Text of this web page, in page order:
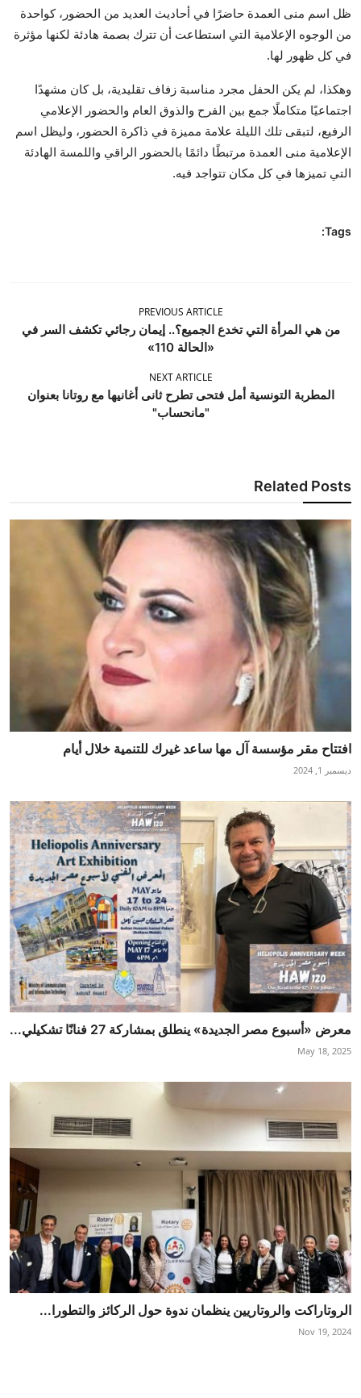
ظل اسم منى العمدة حاضرًا في أحاديث العديد من الحضور، كواحدة
من الوجوه الإعلامية التي استطاعت أن تترك بصمة هادئة لكنها مؤثرة
في كل ظهور لها.
وهكذا، لم يكن الحفل مجرد مناسبة زفاف تقليدية، بل كان مشهدًا
اجتماعيًا متكاملًا جمع بين الفرح والذوق العام والحضور الإعلامي
الرفيع، لتبقى تلك الليلة علامة مميزة في ذاكرة الحضور، وليظل اسم
الإعلامية منى العمدة مرتبطًا دائمًا بالحضور الراقي واللمسة الهادئة
التي تميزها في كل مكان تتواجد فيه.
Tags:
PREVIOUS ARTICLE
من هي المرأة التي تخدع الجميع؟.. إيمان رجائي تكشف السر في
«الحالة 110»
NEXT ARTICLE
المطربة التونسية أمل فتحى تطرح ثانى أغانيها مع روتانا بعنوان
"مانحساب"
Related Posts
افتتاح مقر مؤسسة آل مها ساعد غيرك للتنمية خلال أيام
ديسمبر 1, 2024
معرض «أسبوع مصر الجديدة» ينطلق بمشاركة 27 فنانًا تشكيلي...
May 18, 2025
الروتاراكت والروتاريين ينظمان ندوة حول الركائز والتطورا...
Nov 19, 2024